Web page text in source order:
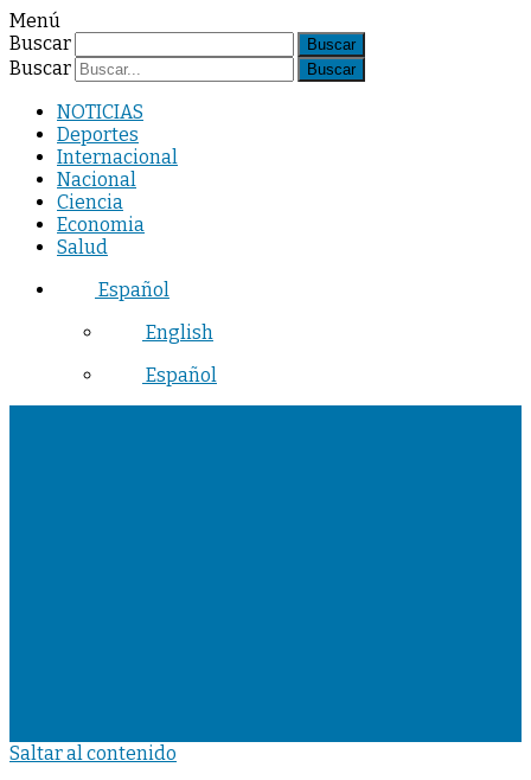
Menú
Buscar
Buscar
NOTICIAS
Deportes
Internacional
Nacional
Ciencia
Economia
Salud
Español
English
Español
Saltar al contenido